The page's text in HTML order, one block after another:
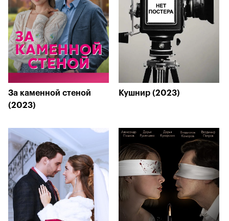
За каменной стеной
(2023)
Кушнир (2023)